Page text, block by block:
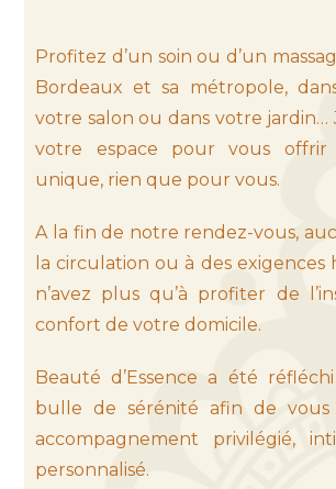
Profitez d’un soin ou d’un
Bordeaux et sa métropole,
votre salon ou dans votre jardin…
votre espace pour vous
unique, rien que pour vous.
A la fin de notre rendez-vous,
la circulation ou à des exigences
n’avez plus qu’à profiter de
confort de votre domicile.
Beauté d’Essence a été
bulle de sérénité afin de vous
accompagnement privilégié,
personnalisé.